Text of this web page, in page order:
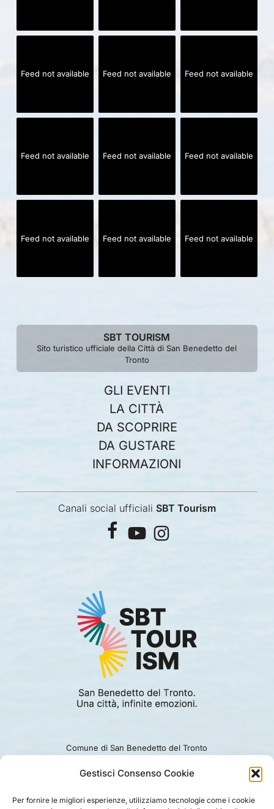
Gestisci Consenso Cookie
Per fornire le migliori esperienze, utilizziamo tecnologie come i cookie
Feed not available Feed not available Feed not available
Feed not available Feed not available Feed not available
Feed not available Feed not available Feed not available
SBT TOURISM
Sito turistico ufficiale della Città di San Benedetto del
Tronto
GLI EVENTI
LA CITTÀ
DA SCOPRIRE
DA GUSTARE
INFORMAZIONI
Canali social ufficiali SBT Tourism
facebook
youtubeinstagram
Comune di San Benedetto del Tronto
Ufficio turismo: 0735.794229